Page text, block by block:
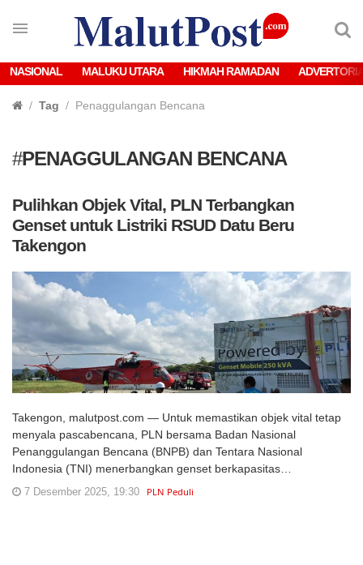
NASIONAL MALUKU UTARA HIKMAH RAMADAN
Tag Penaggulangan Bencana
#PENAGGULANGAN BENCANA
Pulihkan Objek Vital, PLN Terbangkan
Genset untuk Listriki RSUD Datu Beru
Takengon
Takengon, malutpost.com — Untuk memastikan objek vital tetap
menyala pascabencana, PLN bersama Badan Nasional
Penanggulangan Bencana (BNPB) dan Tentara Nasional
Indonesia (TNI) menerbangkan genset berkapasitas…
7 Desember 2025, 19:30 PLN Peduli